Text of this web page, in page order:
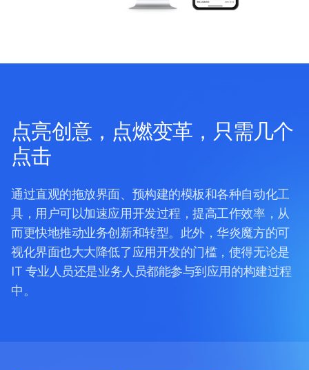
点亮创意，点燃变革，只需几个
点击
通过直观的拖放界面、预构建的模板和各种自动化工
具，用户可以加速应用开发过程，提高工作效率，从
而更快地推动业务创新和转型。此外，华炎魔方的可
视化界面也大大降低了应用开发的门槛，使得无论是
IT 专业人员还是业务人员都能参与到应用的构建过程
中。